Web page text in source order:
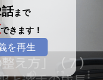
まで
できます！
を再生